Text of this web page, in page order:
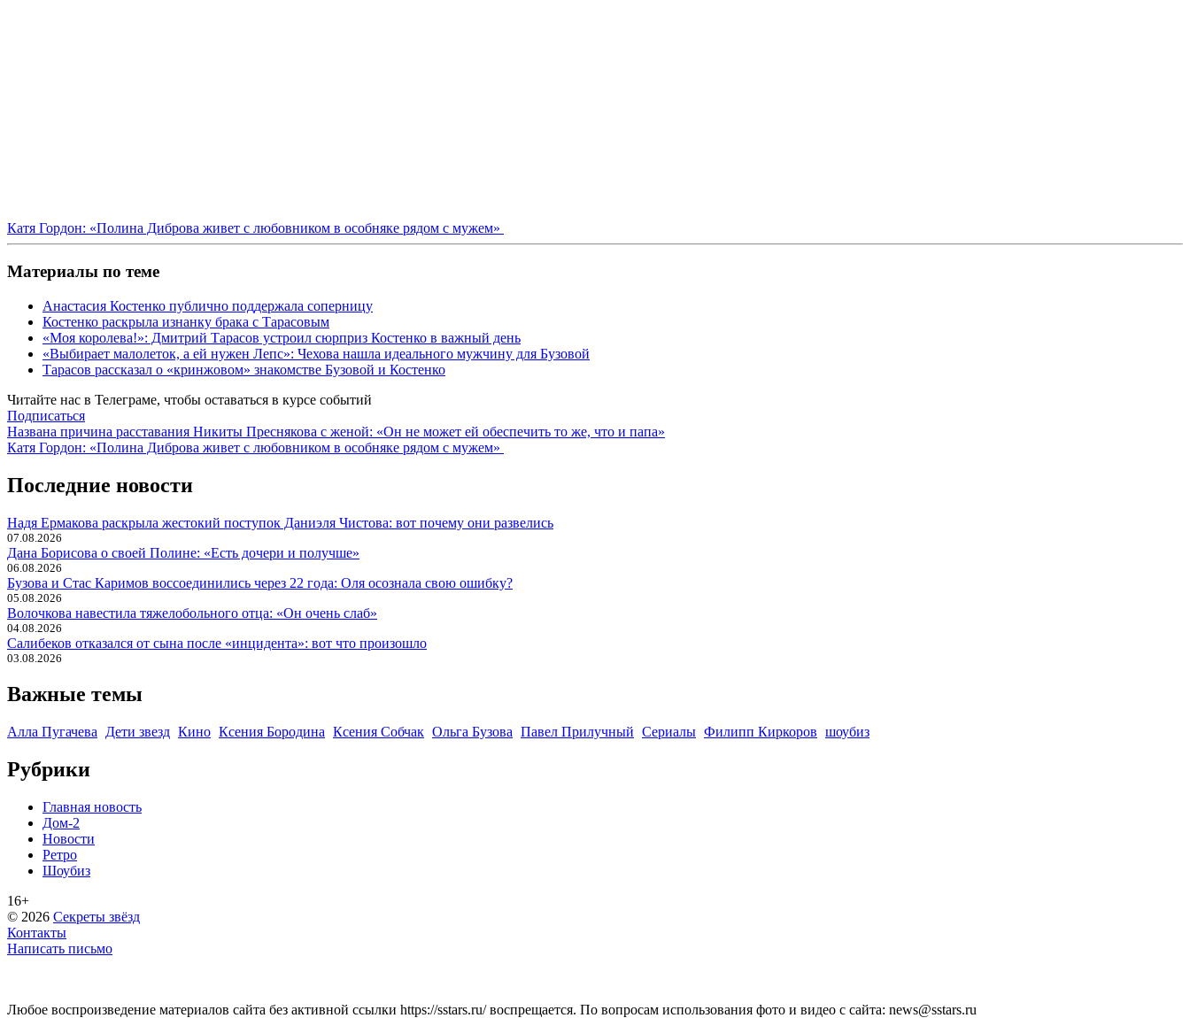
Катя Гордон: «Полина Диброва живет с любовником в особняке рядом с мужем»
Материалы по теме
Анастасия Костенко публично поддержала соперницу
Костенко раскрыла изнанку брака с Тарасовым
«Моя королева!»: Дмитрий Тарасов устроил сюрприз Костенко в важный день
«Выбирает малолеток, а ей нужен Лепс»: Чехова нашла идеального мужчину для Бузовой
Тарасов рассказал о «кринжовом» знакомстве Бузовой и Костенко
Читайте нас в Телеграме, чтобы оставаться в курсе событий
Подписаться
Навигация
по
записям
Названа причина расставания Никиты Преснякова с женой: «Он не может ей обеспечить то же, что и папа»
Катя Гордон: «Полина Диброва живет с любовником в особняке рядом с мужем»
Последние новости
Надя Ермакова раскрыла жестокий поступок Даниэля Чистова: вот почему они развелись
07.08.2026
Дана Борисова о своей Полине: «Есть дочери и получше»
06.08.2026
Бузова и Стас Каримов воссоединились через 22 года: Оля осознала свою ошибку?
05.08.2026
Волочкова навестила тяжелобольного отца: «Он очень слаб»
04.08.2026
Салибеков отказался от сына после «инцидента»: вот что произошло
03.08.2026
Важные темы
Алла Пугачева Дети звезд Кино Ксения Бородина Ксения Собчак Ольга Бузова Павел Прилучный Сериалы Филипп Киркоров шоубиз
Рубрики
Главная новость
Дом-2
Новости
Ретро
Шоубиз
16+
© 2026 Секреты звёзд
Контакты
Написать письмо
Любое воспроизведение материалов сайта без активной ссылки https://sstars.ru/ воспрещается. По вопросам использования фото и видео с сайта: news@sstars.ru